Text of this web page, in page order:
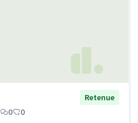
Retenue
0 0